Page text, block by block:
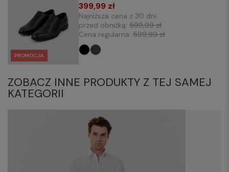
PROMOCJA
399,99 zł
Najniższa cena z 30 dni
przed obniżką: 599,99 zł
Cena regularna: 599,99 zł
ZOBACZ INNE PRODUKTY Z TEJ SAMEJ
KATEGORII